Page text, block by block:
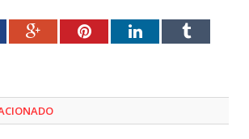
Google+PinterestLinkedInTumblr